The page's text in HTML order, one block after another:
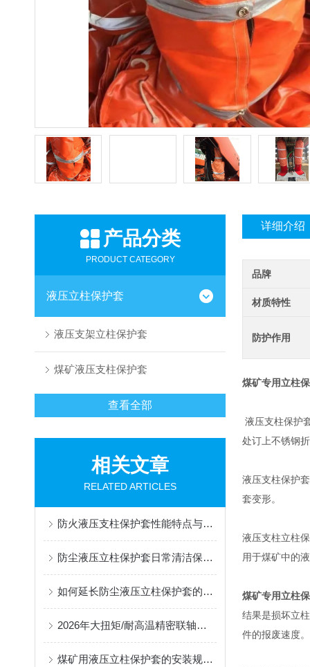
产品分类
PRODUCT CATEGORY
液压立柱保护套
液压支架立柱保护套
煤矿液压支柱保护套
查看全部
相关文章
RELATED ARTICLES
防火液压支柱保护套性能特点与阻燃防护应用
防尘液压立柱保护套日常清洁保养与更换规范
如何延长防尘液压立柱保护套的使用寿命？
2026年大扭矩/耐高温精密联轴器定制找哪家？能实现精准定制的优质厂家盘点
煤矿用液压立柱保护套的安装规范与使用寿命提升方案
详细介绍
品牌
材质特性
防护作用
煤矿专用立柱
液压支柱保护
处订上不锈钢
液压支柱保护
套变形。
液压支柱立柱
用于煤矿中的
煤矿专用立柱
结果是损坏立
件的报废速度。